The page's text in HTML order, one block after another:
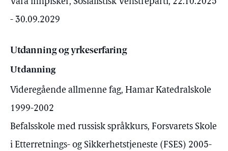
- 30.09.2029
Utdanning og yrkeserfaring
Utdanning
Videregående allmenne fag, Hamar Katedralskole
1999-2002
Befalsskole med russisk språkkurs, Forsvarets Skole
i Etterretnings- og Sikkerhetstjeneste (FSES) 2005-